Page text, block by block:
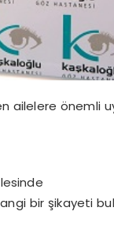
ailelere önemli
bir şikayeti